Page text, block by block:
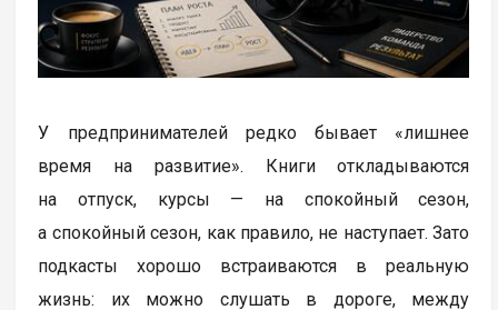
У предпринимателей редко бывает «лишнее
время на развитие». Книги откладываются
на отпуск, курсы — на спокойный сезон,
а спокойный сезон, как правило, не наступает. Зато
подкасты хорошо встраиваются в реальную
жизнь: их можно слушать в дороге, между